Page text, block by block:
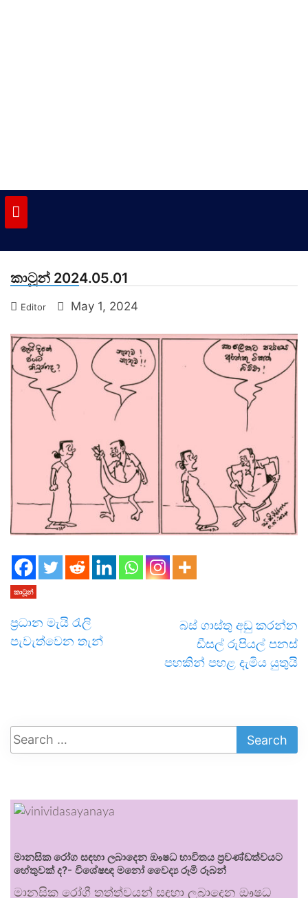
කාටූන් 2024.05.01
Editor May 1, 2024
කාටූන්
ප්‍රධාන මැයි රැලි
පැවැත්වෙන තැන්
බස් ගාස්තු අඩු කරන්න
ඩීසල් රුපියල් පනස්
පහකින් පහළ දැමිය යුතුයි
මානසික රෝග සඳහා ලබාදෙන ඖෂධ භාවිතය ප්‍රචණ්ඩත්වයට
හේතුවක් ද?- විශේෂඥ මනෝ වෛද්‍ය රූමි රූබන්
මානසික රෝගී තත්ත්වයන් සඳහා ලබාදෙන ඖෂධ